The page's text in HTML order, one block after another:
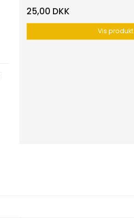
25,00 DKK
Vis produkt